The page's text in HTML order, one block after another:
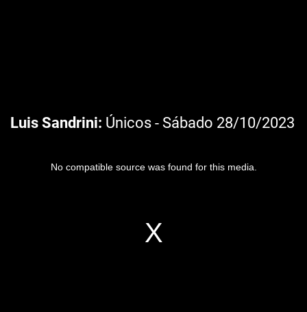
Luis Sandrini Únicos - Sábado 28/10/2023
No compatible source was found for this media.